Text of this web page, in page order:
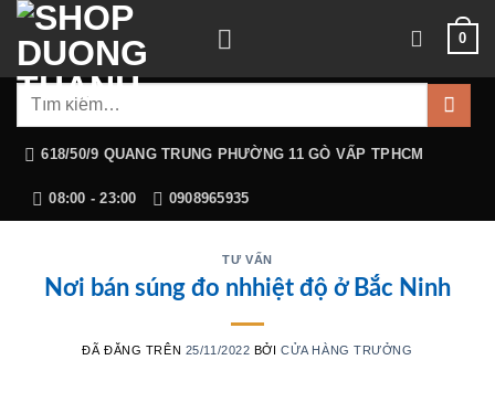
Chuyển
đến
nội
dung
0
Tìm
618/50/9 QUANG TRUNG PHƯỜNG 11 GÒ VẤP TPHCM
08:00 - 23:00 0908965935
TƯ VẤN
Nơi bán súng đo nhhiệt độ ở Bắc Ninh
ĐÃ ĐĂNG TRÊN 25/11/2022 BỞICỬA HÀNG TRƯỞNG